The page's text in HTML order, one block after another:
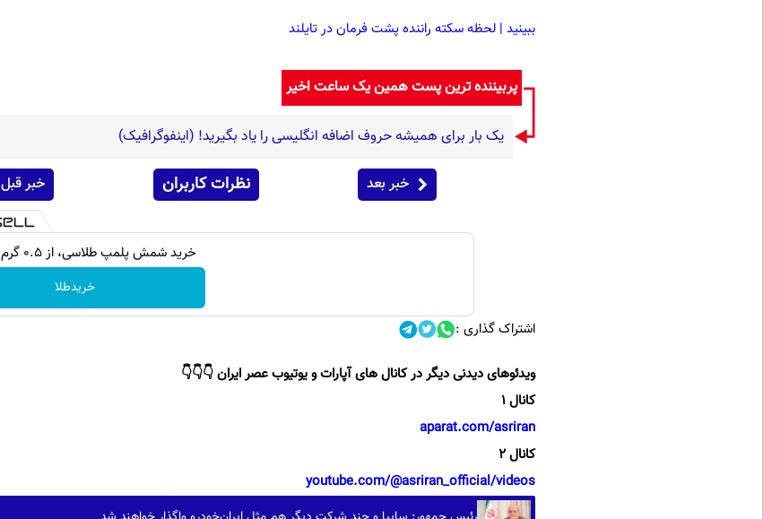
ببینید | لحظه سکته راننده پشت فرمان در تایلند
پربیننده ترین پست همین یک ساعت اخیر
یک بار برای همیشه حروف اضافه انگلیسی را یاد بگیرید! (اینفوگرافیک)
خبر بعد نظرات کاربران خبر قبل
خرید شمش پلمپ طلاسی، از ۰.۵ گرم تا ۱۰ گرم
خریدطلا
اشتراک گذاری :
ویدئوهای دیدنی دیگر در کانال های آپارات و یوتیوب عصر ایران 👇👇👇
کانال 1
aparat.com/asriran
کانال 2
youtube.com/@asriran_official/videos